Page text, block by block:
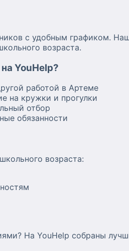
с удобным графиком.
возраста.
YouHelp?
работой в Артеме
на кружки и прогулки
отбор
обязанности
возраста:
На YouHelp собраны